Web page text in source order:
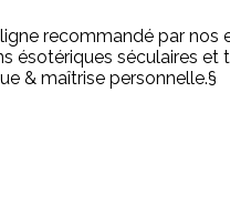
recommandé par
ésotériques séculaires
& maîtrise personnelle.§